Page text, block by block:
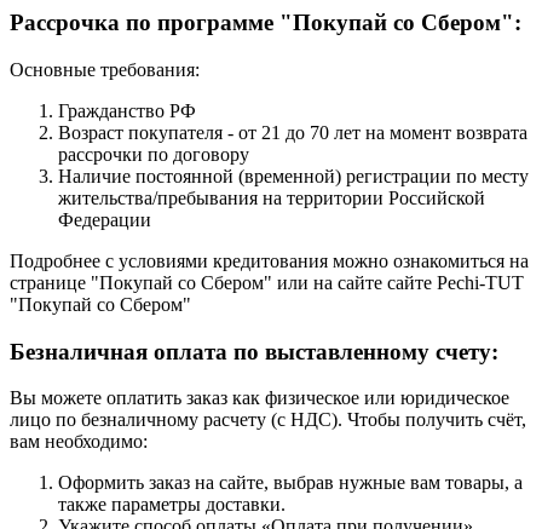
Рассрочка по программе "Покупай со Сбером":
Основные требования:
Гражданство РФ
Возраст покупателя - от 21 до 70 лет на момент возврата
рассрочки по договору
Наличие постоянной (временной) регистрации по месту
жительства/пребывания на территории Российской
Федерации
Подробнее с условиями кредитования можно ознакомиться на
странице "Покупай со Сбером" или на сайте сайте Pechi-TUT
"Покупай со Сбером"
Безналичная оплата по выставленному счету:
Вы можете оплатить заказ как физическое или юридическое
лицо по безналичному расчету (с НДС). Чтобы получить счёт,
вам необходимо:
Оформить заказ на сайте, выбрав нужные вам товары, а
также параметры доставки.